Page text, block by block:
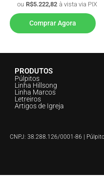
ou R$5.222,82 à vista via PIX
Comprar Agora
PRODUTOS
Púlpitos
Linha Hillsong
Linha Marcos
Letreiros
Artigos de Igreja
CNPJ: 38.288.126/0001-86 |